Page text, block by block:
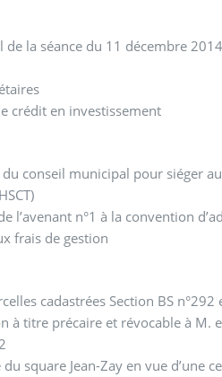
la séance du 11 décembre 2014
crédit en investissement
conseil municipal pour siéger
l’avenant n°1 à la convention
frais de gestion
cadastrées Section BS n°292
à titre précaire et révocable à M.
square Jean-Zay en vue d’une